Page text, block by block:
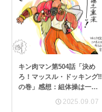
キン肉マン第504話「決め
ろ！マッスル・ドッキング‼
の巻」感想：組体操は一番
2025.09.07